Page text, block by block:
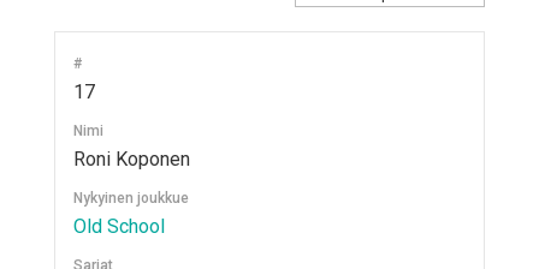
#
17
Nimi
Roni Koponen
Nykyinen joukkue
Old School
Sarjat